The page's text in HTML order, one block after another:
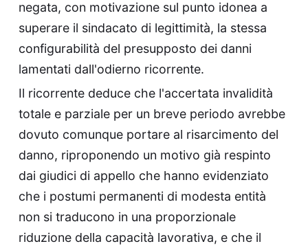
negata, con motivazione sul punto idonea a
superare il sindacato di legittimità, la stessa
configurabilità del presupposto dei danni
lamentati dall'odierno ricorrente.
Il ricorrente deduce che l'accertata invalidità
totale e parziale per un breve periodo avrebbe
dovuto comunque portare al risarcimento del
danno, riproponendo un motivo già respinto
dai giudici di appello che hanno evidenziato
che i postumi permanenti di modesta entità
non si traducono in una proporzionale
riduzione della capacità lavorativa, e che il